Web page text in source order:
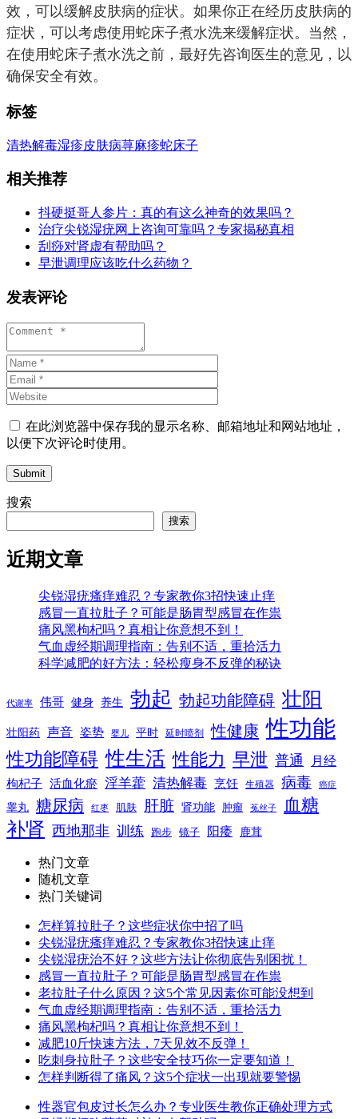
效，可以缓解皮肤病的症状。如果你正在经历皮肤病的
症状，可以考虑使用蛇床子煮水洗来缓解症状。当然，
在使用蛇床子煮水洗之前，最好先咨询医生的意见，以
确保安全有效。
标签
清热解毒湿疹皮肤病荨麻疹蛇床子
相关推荐
抖硬挺哥人参片：真的有这么神奇的效果吗？
治疗尖锐湿疣网上咨询可靠吗？专家揭秘真相
刮痧对肾虚有帮助吗？
早泄调理应该吃什么药物？
发表评论
在此浏览器中保存我的显示名称、邮箱地址和网站地址，
以便下次评论时使用。
Submit
搜索
搜索
近期文章
尖锐湿疣瘙痒难忍？专家教你3招快速止痒
感冒一直拉肚子？可能是肠胃型感冒在作祟
痛风黑枸杞吗？真相让你意想不到！
气血虚经期调理指南：告别不适，重拾活力
科学减肥的好方法：轻松瘦身不反弹的秘诀
代谢率 伟哥 健身 养生 勃起 勃起功能障碍 壮阳
壮阳药 声音 姿势 婴儿 平时 延时喷剂 性健康 性功能
性功能障碍 性生活 性能力 早泄 普通 月经
枸杞子 活血化瘀 淫羊藿 清热解毒 烹饪 生殖器 病毒 癌症
睾丸 糖尿病 红枣 肌肤 肝脏 肾功能 肿瘤 菟丝子 血糖
补肾 西地那非 训练 跑步 镜子 阳痿 鹿茸
热门文章
随机文章
热门关键词
怎样算拉肚子？这些症状你中招了吗
尖锐湿疣瘙痒难忍？专家教你3招快速止痒
尖锐湿疣治不好？这些方法让你彻底告别困扰！
感冒一直拉肚子？可能是肠胃型感冒在作祟
老拉肚子什么原因？这5个常见因素你可能没想到
气血虚经期调理指南：告别不适，重拾活力
痛风黑枸杞吗？真相让你意想不到！
减肥10斤快速方法，7天见效不反弹！
吃刺身拉肚子？这些安全技巧你一定要知道！
怎样判断得了痛风？这5个症状一出现就要警惕
性器官包皮过长怎么办？专业医生教你正确处理方式